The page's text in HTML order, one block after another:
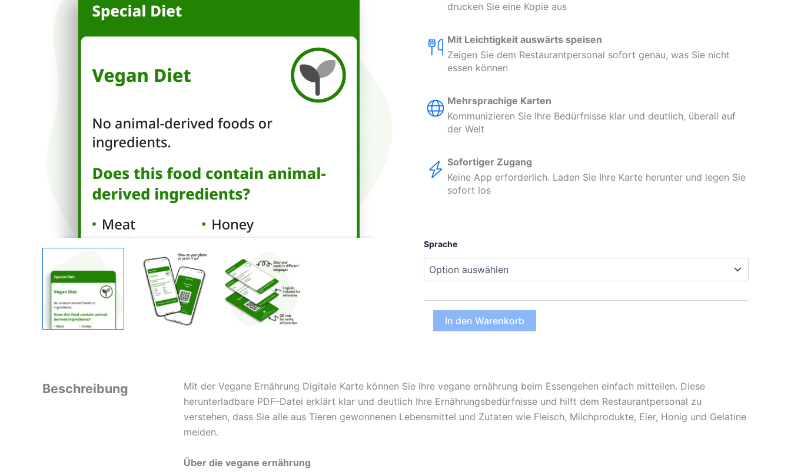
drucken Sie eine Kopie aus
Mit Leichtigkeit auswärts speisen
Zeigen Sie dem Restaurantpersonal sofort genau, was Sie nicht
essen können
Mehrsprachige Karten
Kommunizieren Sie Ihre Bedürfnisse klar und deutlich, überall auf
der Welt
Sofortiger Zugang
Keine App erforderlich. Laden Sie Ihre Karte herunter und legen Sie
sofort los
Sprache
Vegane
Ernährung
In den Warenkorb
Beschreibung
Mit der Vegane Ernährung Digitale Karte können Sie Ihre vegane ernährung beim Essengehen einfach mitteilen. Diese
herunterladbare PDF-Datei erklärt klar und deutlich Ihre Ernährungsbedürfnisse und hilft dem Restaurantpersonal zu
verstehen, dass Sie alle aus Tieren gewonnenen Lebensmittel und Zutaten wie Fleisch, Milchprodukte, Eier, Honig und Gelatine
meiden.
Über die vegane ernährung